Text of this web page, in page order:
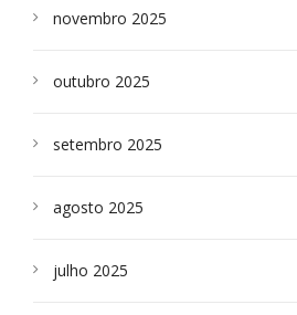
novembro 2025
outubro 2025
setembro 2025
agosto 2025
julho 2025